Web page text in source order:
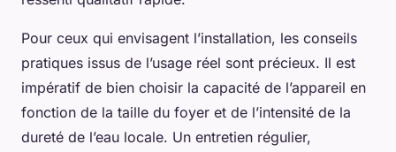
Pour ceux qui envisagent l’installation, les conseils
pratiques issus de l’usage réel sont précieux. Il est
impératif de bien choisir la capacité de l’appareil en
fonction de la taille du foyer et de l’intensité de la
dureté de l’eau locale. Un entretien régulier,